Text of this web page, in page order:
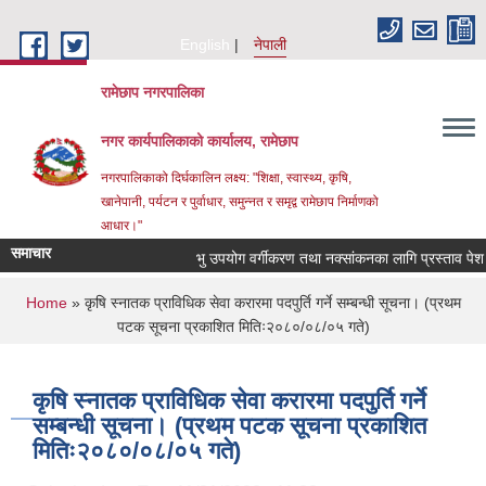
English
नेपाली
रामेछाप नगरपालिका
नगर कार्यपालिकाको कार्यालय, रामेछाप
नगरपालिकाको दिर्घकालिन लक्ष्य: "शिक्षा, स्वास्थ्य, कृषि,
खानेपानी, पर्यटन र पुर्वाधार, समुन्नत र समृद्व रामेछाप निर्माणको
आधार।"
समाचार भु उपयोग वर्गीकरण तथा नक्सांकनका लागि प्रस्ताव पेश गर्ने
You are here
Home» कृषि स्नातक प्राविधिक सेवा करारमा पदपुर्ति गर्ने सम्बन्धी सूचना। (प्रथम
पटक सूचना प्रकाशित मितिः२०८०/०८/०५ गते)
कृषि स्नातक प्राविधिक सेवा करारमा पदपुर्ति गर्ने
सम्बन्धी सूचना। (प्रथम पटक सूचना प्रकाशित
मितिः२०८०/०८/०५ गते)